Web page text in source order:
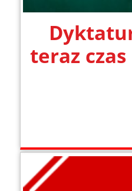
teraz czas